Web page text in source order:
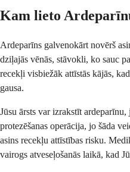
Kam lieto
Ardeparīns galvenokārt novērš
dziļajās vēnās, stāvokli, ko sauc
recekļi visbiežāk attīstās kājās,
gausa.
Jūsu ārsts var izrakstīt
protezēšanas operācija, jo šāda
asins recekļu attīstības risku.
vairogs atveseļošanās laikā, kad